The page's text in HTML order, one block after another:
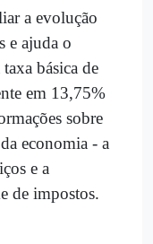
a evolução
e ajuda o
básica de
em 13,75%
sobre
economia - a
e a
de impostos.